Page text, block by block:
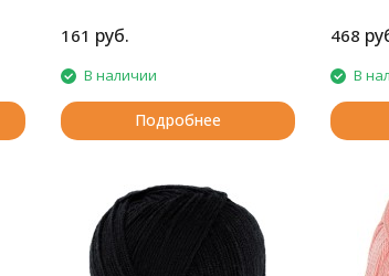
161 руб.
В наличии
Подробнее
468
В